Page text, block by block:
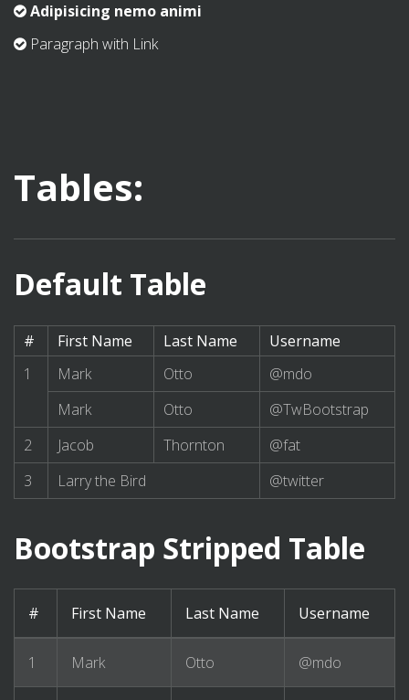
Adipisicing nemo animi
Paragraph with Link
Tables:
Default Table
# First Name Last Name
Username
1
Mark Otto
@mdo
Mark
Otto
@TwBootstrap
2
Jacob Thornton
@fat
3
Larry the Bird @twitter
Bootstrap Stripped Table
# First Name Last Name Username
1 Mark Otto @mdo